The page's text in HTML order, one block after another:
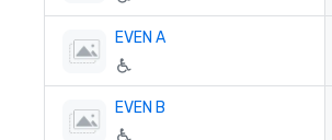
EVEN A
EVEN B